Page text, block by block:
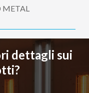
METAL
dettagli sui